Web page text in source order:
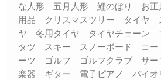
な人形 五月人形 鯉のぼり お正
用品 クリスマスツリー タイヤ
ヤ 冬用タイヤ タイヤチェーン
タツ スキー スノーボード コ
ーツ ゴルフ ゴルフクラブ サ
楽器 ギター 電子ピアノ バイ